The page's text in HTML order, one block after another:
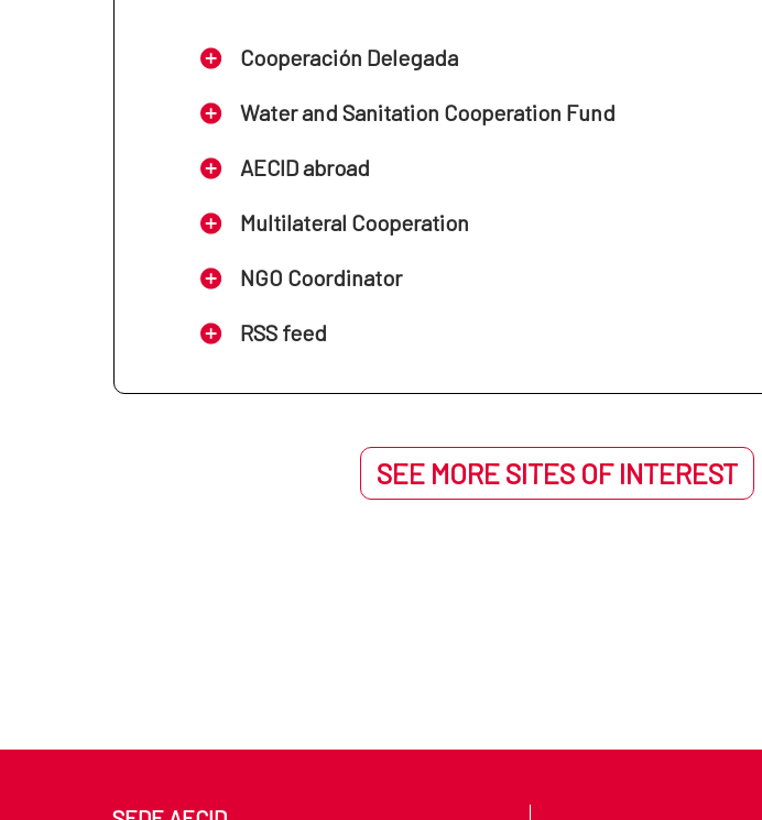
Cooperación Delegada
Water and Sanitation Cooperation Fund
AECID abroad
Multilateral Cooperation
NGO Coordinator
RSS feed
SEE MORE SITES OF INTEREST